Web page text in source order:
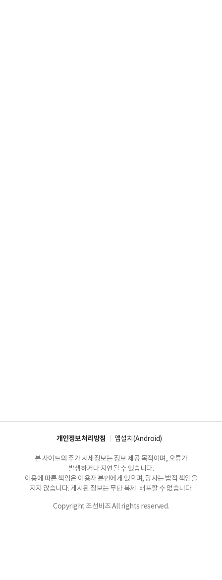
개인정보처리방침 앱설치(Android)
본 사이트의 주가 시세정보는 정보 제공 목적이며, 오류가
발생하거나 지연될 수 있습니다.
이용에 따른 책임은 이용자 본인에게 있으며, 당사는 법적 책임을
지지 않습니다. 게시된 정보는 무단 복제·배포할 수 없습니다.
Copyright 조선비즈 All rights reserved.